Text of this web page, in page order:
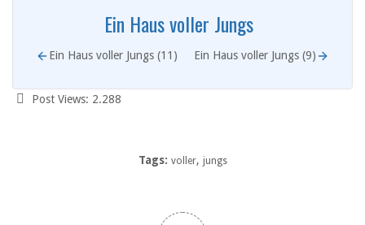
Ein Haus voller Jungs
Ein Haus voller Jungs (11) Ein Haus voller Jungs (9)
Post Views: 2.288
Tags: voller, jungs